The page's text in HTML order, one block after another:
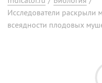
Исследователи раскрыли
всеядности плодовых